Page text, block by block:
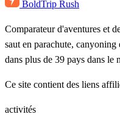
BoldTrip Rush
Comparateur d'aventures et
saut en parachute,
dans plus de 39 pays dans le
Ce site contient des liens
activités